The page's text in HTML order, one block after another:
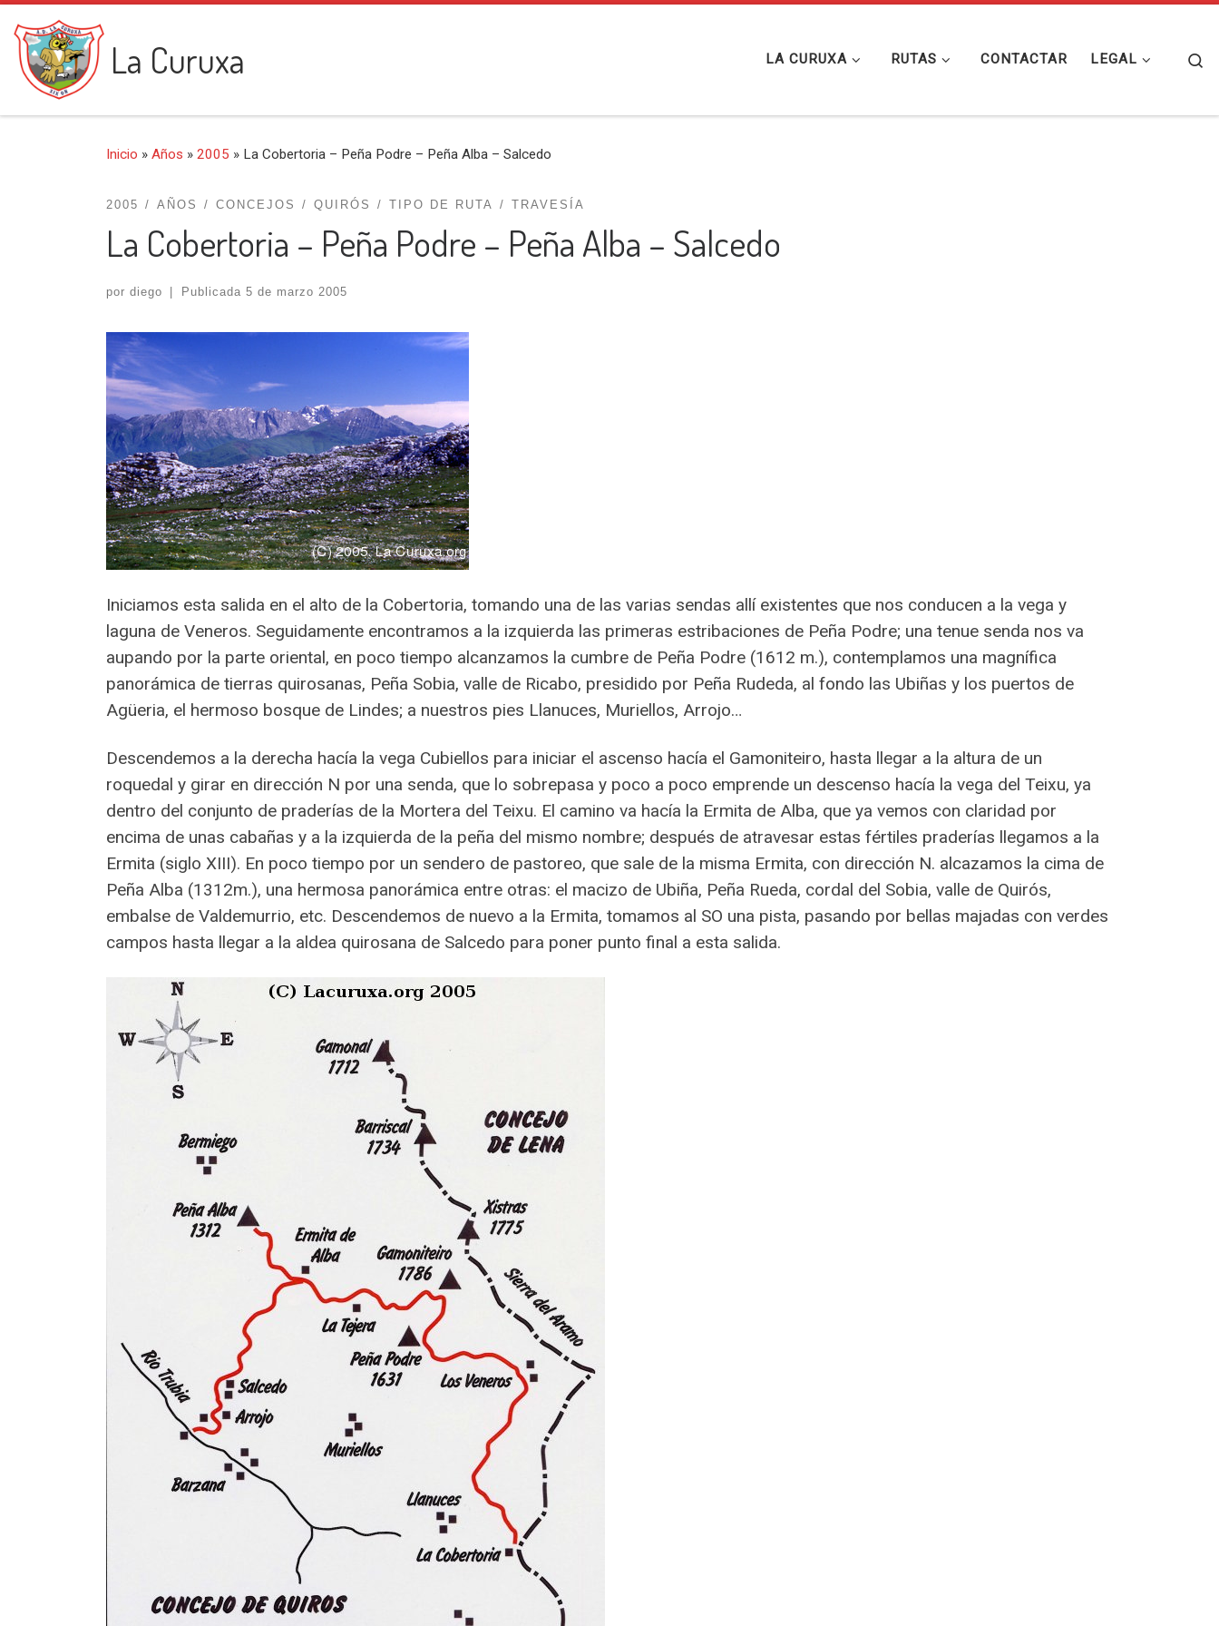
Saltar al contenido
La Curuxa LA CURUXA RUTAS CONTACTAR LEGAL
Inicio » Años » 2005 » La Cobertoria – Peña Podre – Peña Alba – Salcedo
2005 AÑOS CONCEJOS QUIRÓS TIPO DE RUTA TRAVESÍA
La Cobertoria – Peña Podre – Peña Alba – Salcedo
por diego Publicada 5 de marzo 2005
Iniciamos esta salida en el alto de la Cobertoria, tomando una de las varias sendas allí existentes que nos conducen a la vega y
laguna de Veneros. Seguidamente encontramos a la izquierda las primeras estribaciones de Peña Podre; una tenue senda nos va
aupando por la parte oriental, en poco tiempo alcanzamos la cumbre de Peña Podre (1612 m.), contemplamos una magnífica
panorámica de tierras quirosanas, Peña Sobia, valle de Ricabo, presidido por Peña Rudeda, al fondo las Ubiñas y los puertos de
Agüeria, el hermoso bosque de Lindes; a nuestros pies Llanuces, Muriellos, Arrojo…
Descendemos a la derecha hacía la vega Cubiellos para iniciar el ascenso hacía el Gamoniteiro, hasta llegar a la altura de un
roquedal y girar en dirección N por una senda, que lo sobrepasa y poco a poco emprende un descenso hacía la vega del Teixu, ya
dentro del conjunto de praderías de la Mortera del Teixu. El camino va hacía la Ermita de Alba, que ya vemos con claridad por
encima de unas cabañas y a la izquierda de la peña del mismo nombre; después de atravesar estas fértiles praderías llegamos a la
Ermita (siglo XIII). En poco tiempo por un sendero de pastoreo, que sale de la misma Ermita, con dirección N. alcazamos la cima de
Peña Alba (1312m.), una hermosa panorámica entre otras: el macizo de Ubiña, Peña Rueda, cordal del Sobia, valle de Quirós,
embalse de Valdemurrio, etc. Descendemos de nuevo a la Ermita, tomamos al SO una pista, pasando por bellas majadas con verdes
campos hasta llegar a la aldea quirosana de Salcedo para poner punto final a esta salida.